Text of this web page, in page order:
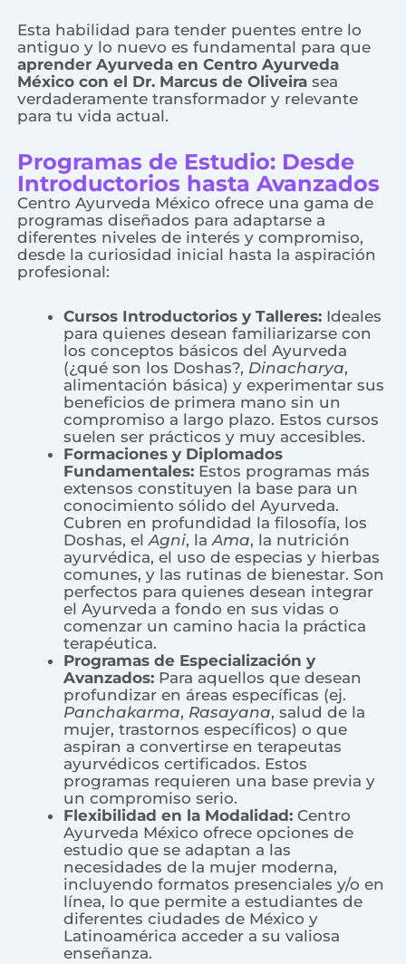
Esta habilidad para tender puentes entre lo
antiguo y lo nuevo es fundamental para que
aprender Ayurveda en Centro Ayurveda
México con el Dr. Marcus de Oliveira sea
verdaderamente transformador y relevante
para tu vida actual.
Programas de Estudio: Desde
Introductorios hasta Avanzados
Centro Ayurveda México ofrece una gama de
programas diseñados para adaptarse a
diferentes niveles de interés y compromiso,
desde la curiosidad inicial hasta la aspiración
profesional:
Cursos Introductorios y Talleres: Ideales
para quienes desean familiarizarse con
los conceptos básicos del Ayurveda
(¿qué son los Doshas?, Dinacharya,
alimentación básica) y experimentar sus
beneficios de primera mano sin un
compromiso a largo plazo. Estos cursos
suelen ser prácticos y muy accesibles.
Formaciones y Diplomados
Fundamentales: Estos programas más
extensos constituyen la base para un
conocimiento sólido del Ayurveda.
Cubren en profundidad la filosofía, los
Doshas, elAgni, laAma, la nutrición
ayurvédica, el uso de especias y hierbas
comunes, y las rutinas de bienestar. Son
perfectos para quienes desean integrar
el Ayurveda a fondo en sus vidas o
comenzar un camino hacia la práctica
terapéutica.
Programas de Especialización y
Avanzados: Para aquellos que desean
profundizar en áreas específicas (ej.
Panchakarma, Rasayana, salud de la
mujer, trastornos específicos) o que
aspiran a convertirse en terapeutas
ayurvédicos certificados. Estos
programas requieren una base previa y
un compromiso serio.
Flexibilidad en la Modalidad: Centro
Ayurveda México ofrece opciones de
estudio que se adaptan a las
necesidades de la mujer moderna,
incluyendo formatos presenciales y/o en
línea, lo que permite a estudiantes de
diferentes ciudades de México y
Latinoamérica acceder a su valiosa
enseñanza.